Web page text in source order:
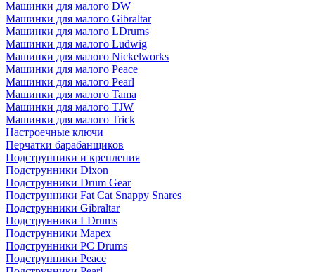
Машинки для малого DW
Машинки для малого Gibraltar
Машинки для малого LDrums
Машинки для малого Ludwig
Машинки для малого Nickelworks
Машинки для малого Peace
Машинки для малого Pearl
Машинки для малого Tama
Машинки для малого TJW
Машинки для малого Trick
Настроечные ключи
Перчатки барабанщиков
Подструнники и крепления
Подструнники Dixon
Подструнники Drum Gear
Подструнники Fat Cat Snappy Snares
Подструнники Gibraltar
Подструнники LDrums
Подструнники Mapex
Подструнники PC Drums
Подструнники Peace